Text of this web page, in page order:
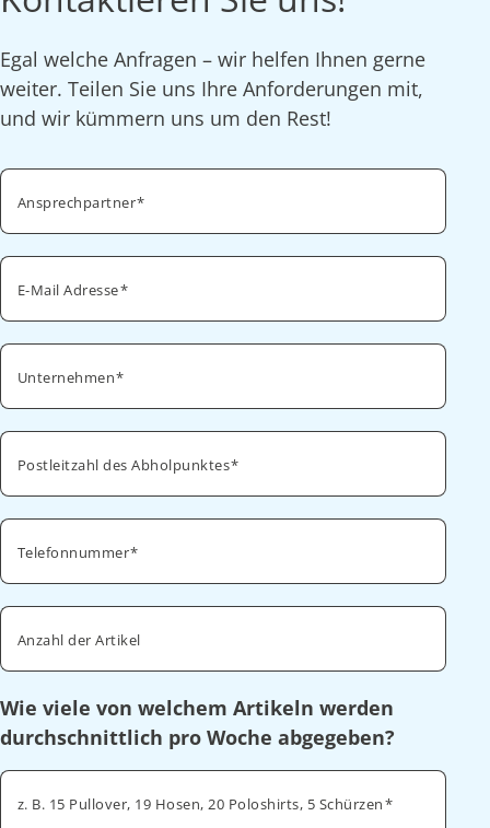
Egal welche Anfragen – wir helfen Ihnen gerne
weiter. Teilen Sie uns Ihre Anforderungen mit,
und wir kümmern uns um den Rest!
Ansprechpartner
E-Mail Adresse
Unternehmen
Postleitzahl des Abholpunktes
Telefonnummer
Anzahl der Artikel
Wie viele von welchem Artikeln werden
durchschnittlich pro Woche abgegeben?
z. B. 15 Pullover, 19 Hosen, 20 Poloshirts, 5 Schürzen